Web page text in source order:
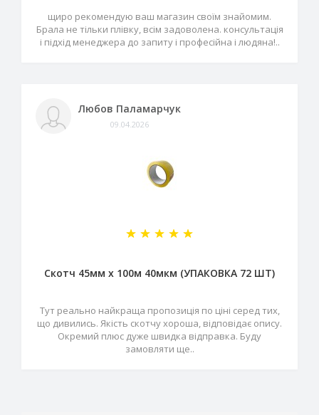
щиро рекомендую ваш магазин своїм знайомим.
Брала не тільки плівку, всім задоволена. консультація
і підхід менеджера до запиту і професійна і людяна!..
Любов Паламарчук
09.04.2026
Скотч 45мм х 100м 40мкм (УПАКОВКА 72 ШТ)
Тут реально найкраща пропозиція по ціні серед тих,
що дивились. Якість скотчу хороша, відповідає опису.
Окремий плюс дуже швидка відправка. Буду
замовляти ще..